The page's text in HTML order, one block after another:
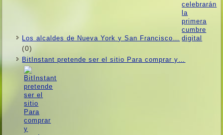
Los alcaldes de Nueva York y San Francisco…
(0)
BitInstant pretende ser el sitio Para comprar y…